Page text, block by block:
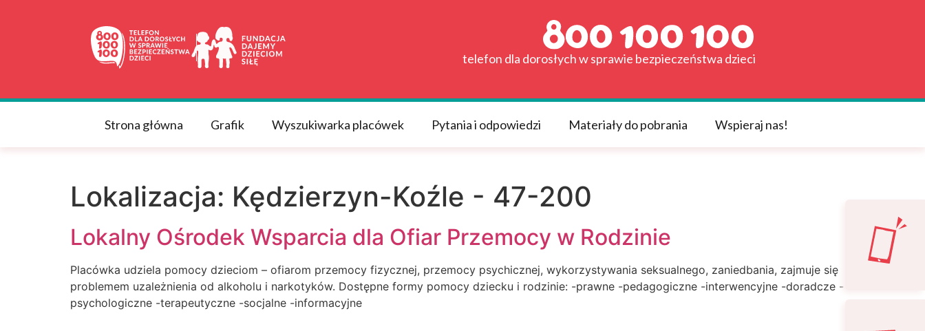
telefon dla dorosłych w sprawie bezpieczeństwa dzieci
Strona główna Grafik Wyszukiwarka placówek Pytania i odpowiedzi Materiały do pobrania Wspieraj nas!
Lokalizacja: Kędzierzyn-Koźle - 47-200
Lokalny Ośrodek Wsparcia dla Ofiar Przemocy w Rodzinie
Placówka udziela pomocy dzieciom – ofiarom przemocy fizycznej, przemocy psychicznej, wykorzystywania seksualnego, zaniedbania, zajmuje się
problemem uzależnienia od alkoholu i narkotyków. Dostępne formy pomocy dziecku i rodzinie: -prawne -pedagogiczne -interwencyjne -doradcze -
psychologiczne -terapeutyczne -socjalne -informacyjne